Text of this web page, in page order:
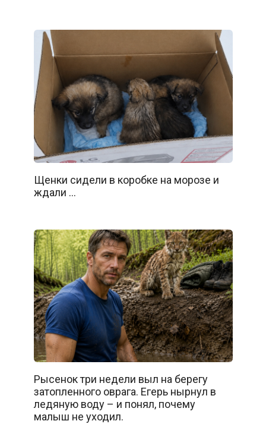
Щенки сидели в коробке на морозе и
ждали …
Рысенок три недели выл на берегу
затопленного оврага. Егерь нырнул в
ледяную воду – и понял, почему
малыш не уходил.